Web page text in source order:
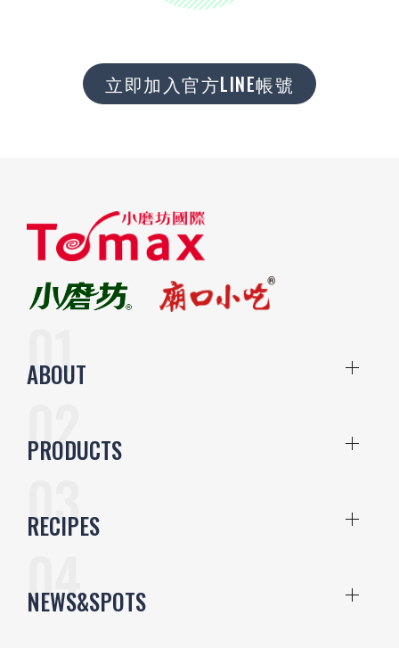
立即加入官方LINE帳號
ABOUT
PRODUCTS
RECIPES
NEWS&SPOTS